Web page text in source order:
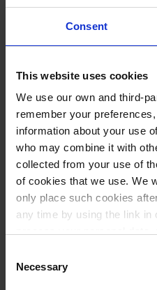
Consent
This website uses cookies
We use our own and third-
remember your
information about your use
who may combine it with
collected from your use of
of cookies that we use. We
only place such cookies
any time by using the link in
Selection
Necessary